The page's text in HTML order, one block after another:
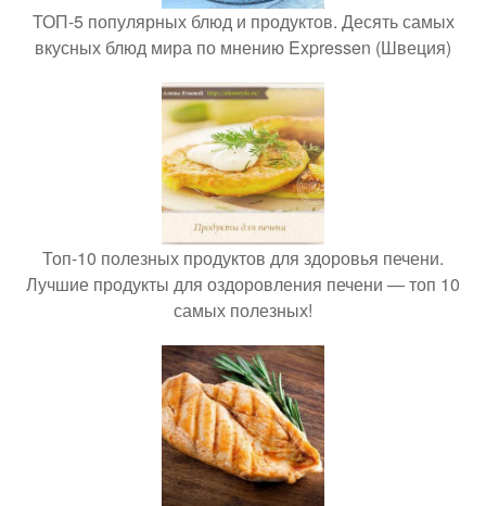
ТОП-5 популярных блюд и продуктов. Десять самых
вкусных блюд мира по мнению Expressen (Швеция)
Топ-10 полезных продуктов для здоровья печени.
Лучшие продукты для оздоровления печени — топ 10
самых полезных!